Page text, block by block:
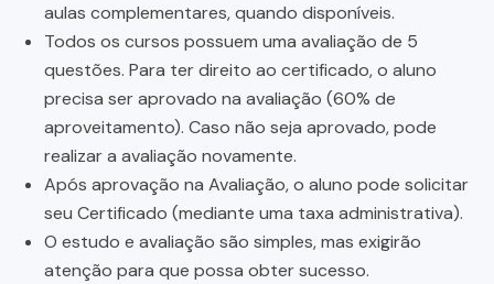
aulas complementares, quando disponíveis.
Todos os cursos possuem uma avaliação de 5
questões. Para ter direito ao certificado, o aluno
precisa ser aprovado na avaliação (60% de
aproveitamento). Caso não seja aprovado, pode
realizar a avaliação novamente.
Após aprovação na Avaliação, o aluno pode solicitar
seu Certificado (mediante uma taxa administrativa).
O estudo e avaliação são simples, mas exigirão
atenção para que possa obter sucesso.